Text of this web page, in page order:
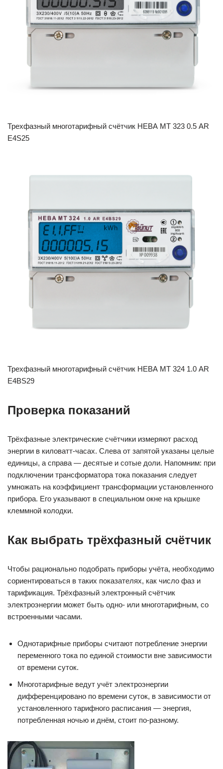
Трехфазный многотарифный счётчик НЕВА МТ 323 0.5 AR
E4S25
Трехфазный многотарифный счётчик НЕВА МТ 324 1.0 AR
E4BS29
Проверка показаний
Трёхфазные электрические счётчики измеряют расход
энергии в киловатт-часах. Слева от запятой указаны целые
единицы, а справа — десятые и сотые доли. Напомним: при
подключении трансформатора тока показания следует
умножать на коэффициент трансформации установленного
прибора. Его указывают в специальном окне на крышке
клеммной колодки.
Как выбрать трёхфазный счётчик
Чтобы рационально подобрать приборы учёта, необходимо
сориентироваться в таких показателях, как число фаз и
тарификация. Трёхфазный электронный счётчик
электроэнергии может быть одно- или многотарифным, со
встроенными часами.
Однотарифные приборы считают потребление энергии
переменного тока по единой стоимости вне зависимости
от времени суток.
Многотарифные ведут учёт электроэнергии
дифференцировано по времени суток, в зависимости от
установленного тарифного расписания — энергия,
потребленная ночью и днём, стоит по-разному.